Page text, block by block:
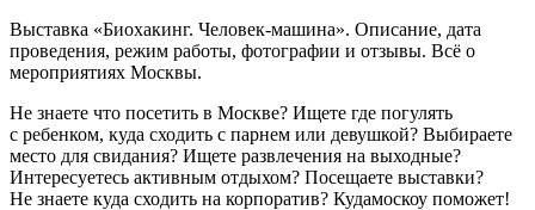
Выставка «Биохакинг. Человек-машина». Описание, дата
проведения, режим работы, фотографии и отзывы. Всё о
мероприятиях Москвы.
Не знаете что посетить в Москве? Ищете где погулять
с ребенком, куда сходить с парнем или девушкой? Выбираете
место для свидания? Ищете развлечения на выходные?
Интересуетесь активным отдыхом? Посещаете выставки?
Не знаете куда сходить на корпоратив? Кудамоскоу поможет!